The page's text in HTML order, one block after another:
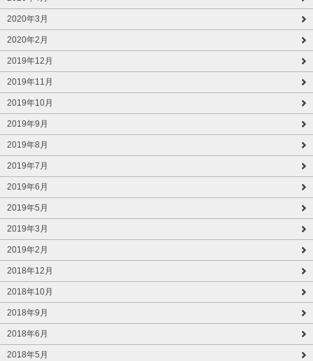
2020年3月
2020年2月
2019年12月
2019年11月
2019年10月
2019年9月
2019年8月
2019年7月
2019年6月
2019年5月
2019年3月
2019年2月
2018年12月
2018年10月
2018年9月
2018年6月
2018年5月